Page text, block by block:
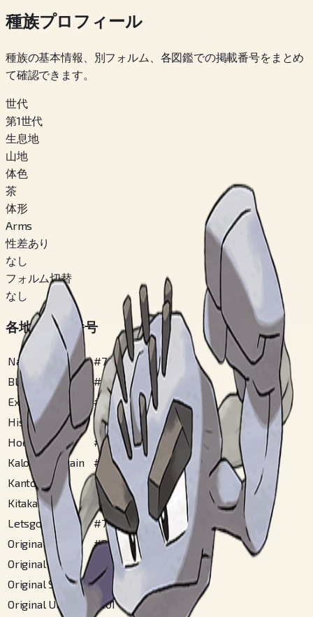
種族プロフィール
種族の基本情報、別フォルム、各図鑑での掲載番号をまとめ
て確認できます。
世代
第1世代
生息地
山地
体色
茶
体形
Arms
性差あり
なし
フォルム切替
なし
各地方図鑑番号
National #74
Blueberry
#96
Extended Sinnoh
# 31
Hisui
#46
Hoenn
#57
Kalos Mountain
#
Kanto
#74
Kitakami
#80
Letsgo Kanto
#74
Original Alola
#229
Original Johto
34
Original Sinnoh
#
Original Ulaula
#101